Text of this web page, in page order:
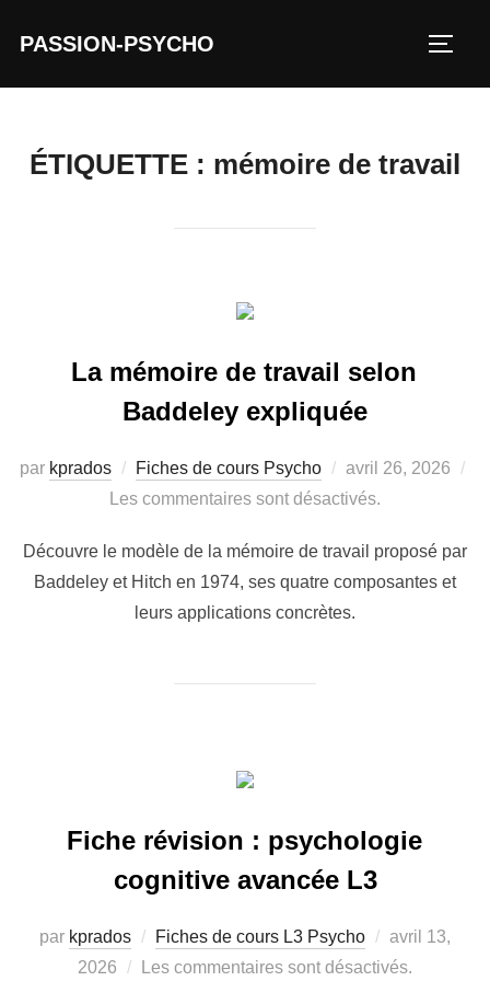
PASSION-PSYCHO
ÉTIQUETTE : mémoire de travail
La mémoire de travail selon
Baddeley expliquée
par kprados Fiches de cours Psycho
Publié
le
avril 26, 2026
Les commentaires sont désactivés.
Découvre le modèle de la mémoire de travail proposé par
Baddeley et Hitch en 1974, ses quatre composantes et
leurs applications concrètes.
Fiche révision : psychologie
cognitive avancée L3
par kprados Fiches de cours L3 Psycho
Publié
le
avril 13,
2026
Les commentaires sont désactivés.